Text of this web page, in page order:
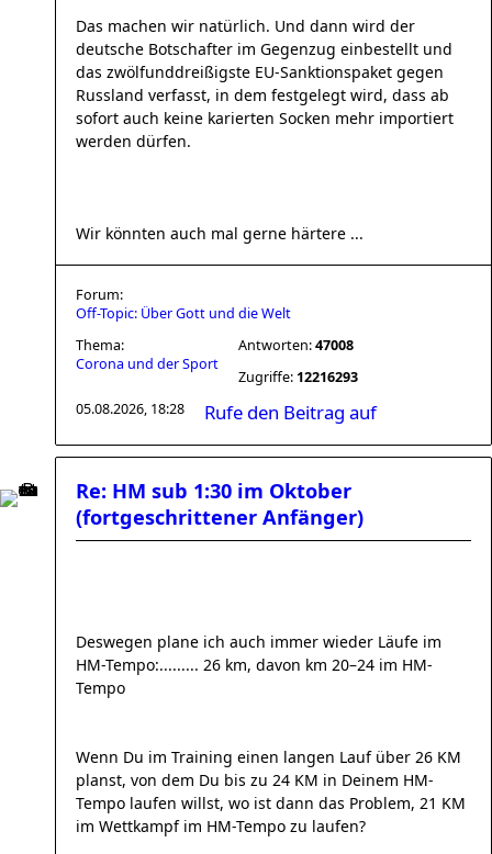
Das machen wir natürlich. Und dann wird der
deutsche Botschafter im Gegenzug einbestellt und
das zwölfunddreißigste EU-Sanktionspaket gegen
Russland verfasst, in dem festgelegt wird, dass ab
sofort auch keine karierten Socken mehr importiert
werden dürfen.
Wir könnten auch mal gerne härtere ...
Forum:
Off-Topic: Über Gott und die Welt
Thema:
Corona und der Sport
Antworten:47008
Zugriffe: 12216293
05.08.2026, 18:28
Rufe den Beitrag auf
Re: HM sub 1:30 im Oktober
(fortgeschrittener Anfänger)
Deswegen plane ich auch immer wieder Läufe im
HM-Tempo:......... 26 km, davon km 20–24 im HM-
Tempo
Wenn Du im Training einen langen Lauf über 26 KM
planst, von dem Du bis zu 24 KM in Deinem HM-
Tempo laufen willst, wo ist dann das Problem, 21 KM
im Wettkampf im HM-Tempo zu laufen?